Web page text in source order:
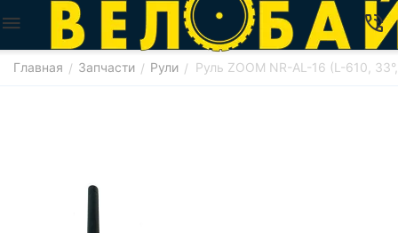
Главная / Запчасти / Рули / Руль ZOOM NR-AL-16 (L-610,